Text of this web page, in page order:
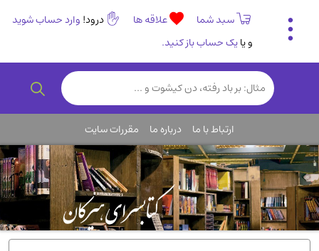
سبد شما علاقه ها درود! وارد حساب شوید
و یایک حساب باز کنید.
تاریخی و فرهنگی
(838)
رمان و داستان ایرانی(307)
روانشناسی(357)
انگلیسی و زبان خارجی(14)
کودکان و نوجوانان(76)
کتب نادر و کمیاب(19)
روانشناسی(112)
ارتباط با ما درباره ما مقررات سایت